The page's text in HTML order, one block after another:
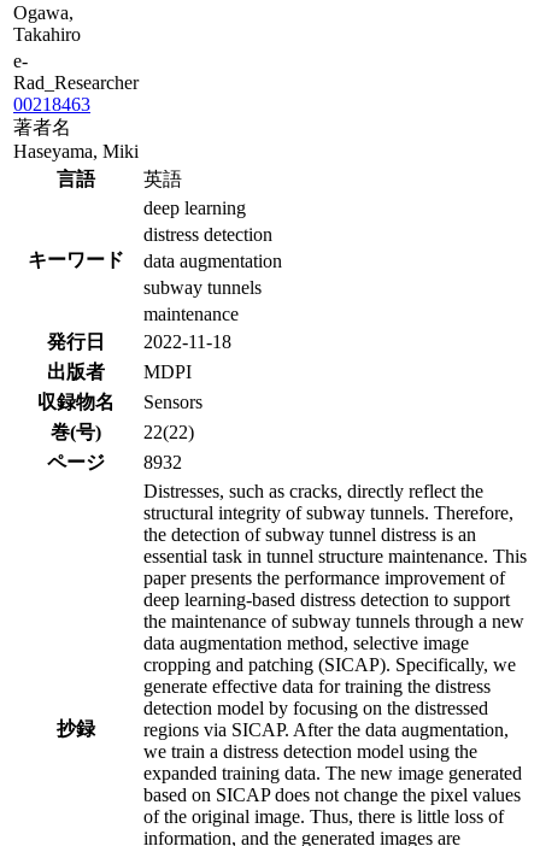
Ogawa,
Takahiro
e-
Rad_Researcher
00218463
著者名
Haseyama, Miki
言語
英語
キーワード
deep learning
distress detection
data augmentation
subway tunnels
maintenance
発行日
2022-11-18
出版者
MDPI
収録物名
Sensors
巻(号)
22(22)
ページ
8932
抄録
Distresses, such as cracks, directly reflect the
structural integrity of subway tunnels. Therefore,
the detection of subway tunnel distress is an
essential task in tunnel structure maintenance. This
paper presents the performance improvement of
deep learning-based distress detection to support
the maintenance of subway tunnels through a new
data augmentation method, selective image
cropping and patching (SICAP). Specifically, we
generate effective data for training the distress
detection model by focusing on the distressed
regions via SICAP. After the data augmentation,
we train a distress detection model using the
expanded training data. The new image generated
based on SICAP does not change the pixel values
of the original image. Thus, there is little loss of
information, and the generated images are